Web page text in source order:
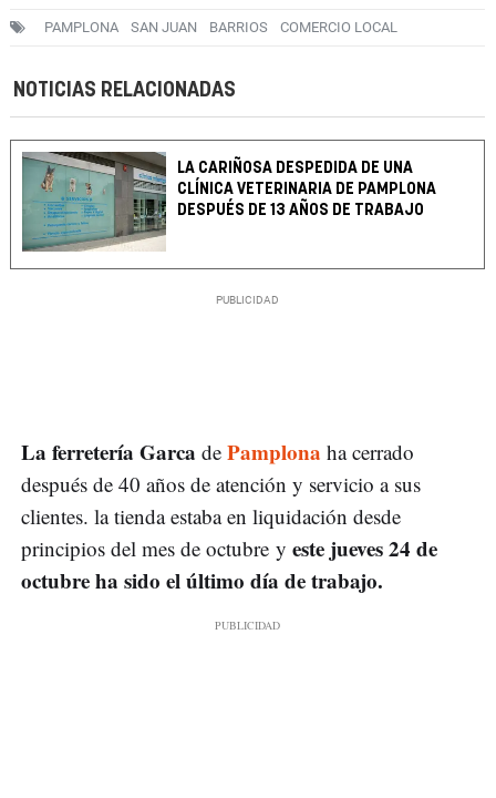
PAMPLONA SAN JUAN BARRIOS COMERCIO LOCAL
NOTICIAS RELACIONADAS
LA CARIÑOSA DESPEDIDA DE UNA
CLÍNICA VETERINARIA DE PAMPLONA
DESPUÉS DE 13 AÑOS DE TRABAJO
La ferretería Garca de Pamplona ha cerrado
después de 40 años de atención y servicio a sus
clientes. la tienda estaba en liquidación desde
principios del mes de octubre y este jueves 24 de
octubre ha sido el último día de trabajo.